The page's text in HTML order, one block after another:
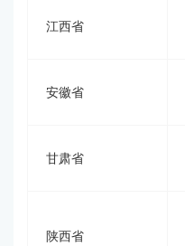
江西省
安徽省
甘肃省
陕西省